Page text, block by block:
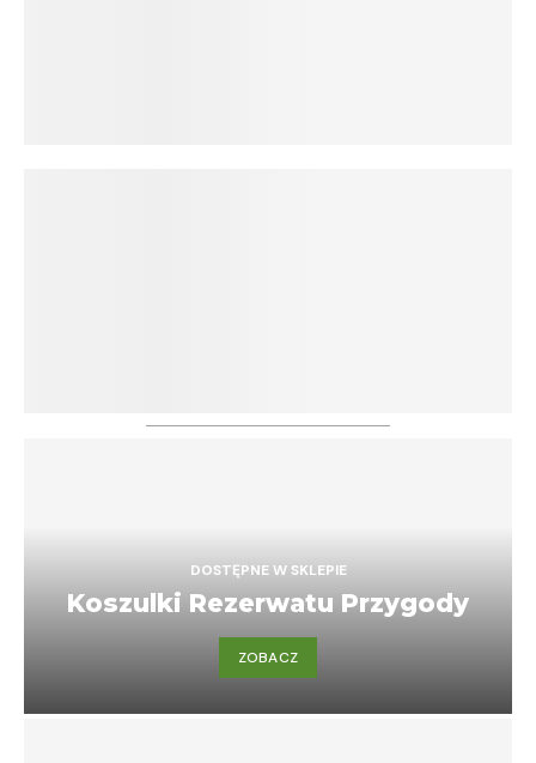
DOSTĘPNE W SKLEPIE
Koszulki Rezerwatu Przygody
ZOBACZ